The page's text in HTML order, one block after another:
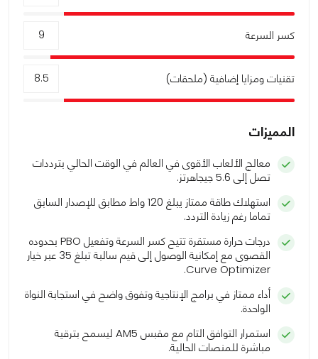
كسر السرعة 9
تقنيات ومزايا إضافية (ملحقات) 8.5
المميزات
معالج الألعاب الأقوى في العالم في الوقت الحالي بترددات
تصل إلى 5.6 جيجاهرتز.
استهلاك طاقة ممتاز يبلغ 120 واط مطابق للإصدار السابق
تماما رغم زيادة التردد.
درجات حرارة مستقرة تتيح كسر السرعة وتفعيل PBO بحدوده
القصوى مع إمكانية الوصول إلى قيم سالبة تبلغ 35 عبر خيار
Curve Optimizer.
أداء ممتاز في برامج الإنتاجية وتفوق واضح في استجابة النواة
الواحدة.
استمرار التوافق التام مع مقبس AM5 ليسمح بترقية
مباشرة للمنصات الحالية.